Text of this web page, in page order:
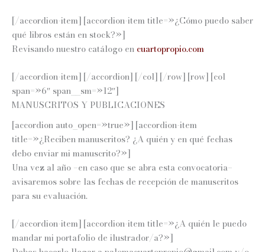
[/accordion-item] [accordion-item title=»¿Cómo puedo saber
qué libros están en stock?»]
Revisando nuestro catálogo en cuartopropio.com
[/accordion-item] [/accordion] [/col] [/row] [row] [col
span=»6″ span__sm=»12″]
MANUSCRITOS Y PUBLICACIONES
[accordion auto_open=»true»] [accordion-item
title=»¿Reciben manuscritos? ¿A quién y en qué fechas
debo enviar mi manuscrito?»]
Una vez al año –en caso que se abra esta convocatoria–
avisaremos sobre las fechas de recepción de manuscritos
para su evaluación.
[/accordion-item] [accordion-item title=»¿A quién le puedo
mandar mi portafolio de ilustrador/a?»]